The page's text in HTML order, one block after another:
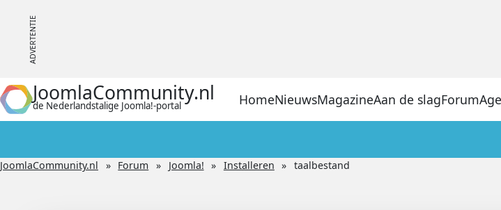
JoomlaCommunity.nl
de Nederlandstalige Joomla!-portal HomeNieuwsMagazineAan de slagForum
JoomlaCommunity.nl Forum Joomla! Installeren taalbestand